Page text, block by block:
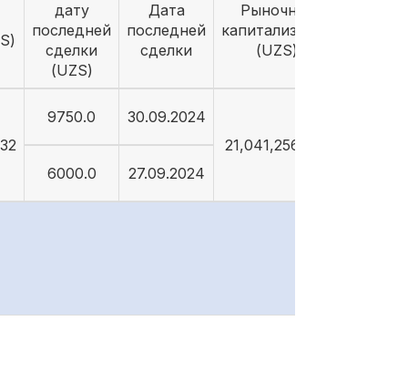
дату
последней
сделки
(UZS)
Дата
последней
сделки
Рыночная
капитализация
(UZS)
9750.0
30.09.2024
21,041,256,632
6000.0 27.09.2024